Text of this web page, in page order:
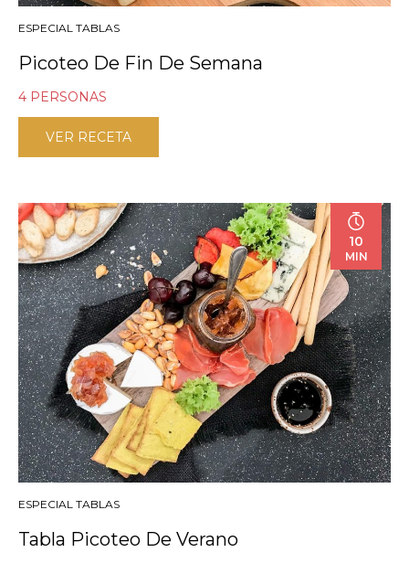
ESPECIAL TABLAS
Picoteo De Fin De Semana
4 PERSONAS
VER RECETA
10
MIN
ESPECIAL TABLAS
Tabla Picoteo De Verano